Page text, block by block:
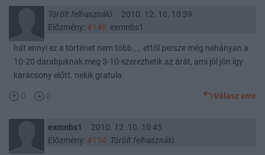
Törölt felhasználó
2010. 12. 10. 10:39
Előzmény: #149 exmnbs1
hát ennyi ez a történet nem több.... ettől persze még néhányan a
10-20 darabjuknak meg 3-10-szerezhetik az árát, ami jól jön így
karácsony előtt. nekik gratula.
0 0 Válasz erre
exmnbs1
2010. 12. 10. 10:45
Előzmény: #154 Törölt felhasználó